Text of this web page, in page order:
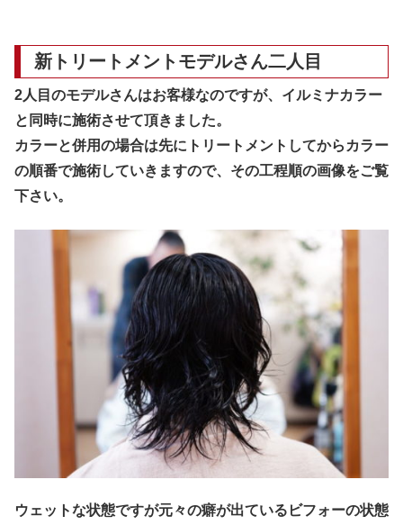
新トリートメントモデルさん二人目
2人目のモデルさんはお客様なのですが、イルミナカラー
と同時に施術させて頂きました。
カラーと併用の場合は先にトリートメントしてからカラー
の順番で施術していきますので、その工程順の画像をご覧
下さい。
ウェットな状態ですが元々の癖が出ているビフォーの状態